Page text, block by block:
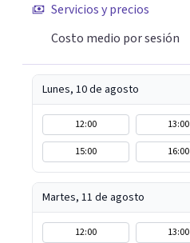
Servicios y precios
Costo medio por sesión
Lunes, 10 de agosto
12:00 13:00
15:00
16:00
Martes, 11 de agosto
12:00 13:00